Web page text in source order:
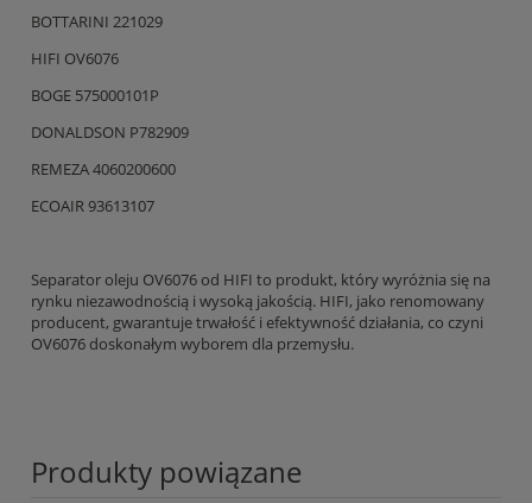
BOTTARINI 221029
HIFI OV6076
BOGE 575000101P
DONALDSON P782909
REMEZA 4060200600
ECOAIR 93613107
Separator oleju OV6076 od HIFI to produkt, który wyróżnia się na
rynku niezawodnością i wysoką jakością. HIFI, jako renomowany
producent, gwarantuje trwałość i efektywność działania, co czyni
OV6076 doskonałym wyborem dla przemysłu.
Produkty powiązane